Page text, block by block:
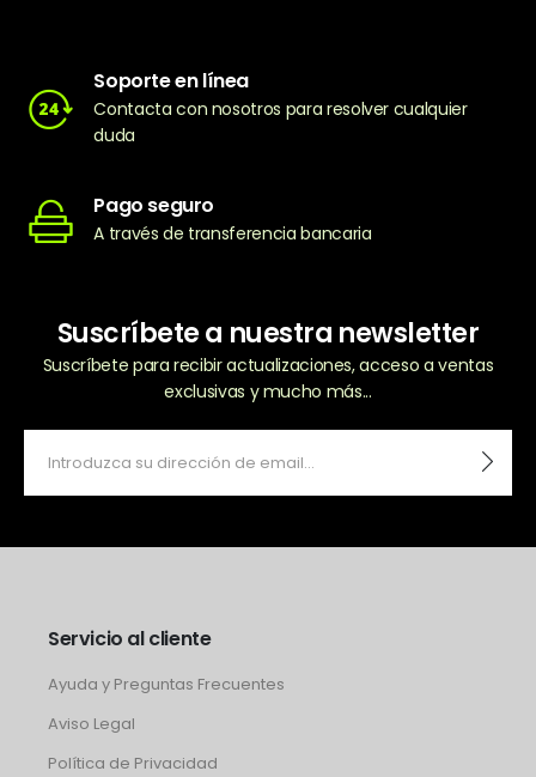
Soporte en línea
Contacta con nosotros para resolver cualquier
duda
Pago seguro
A través de transferencia bancaria
Suscríbete a nuestra newsletter
Suscríbete para recibir actualizaciones, acceso a ventas
exclusivas y mucho más...
Servicio al cliente
Ayuda y Preguntas Frecuentes
Aviso Legal
Política de Privacidad